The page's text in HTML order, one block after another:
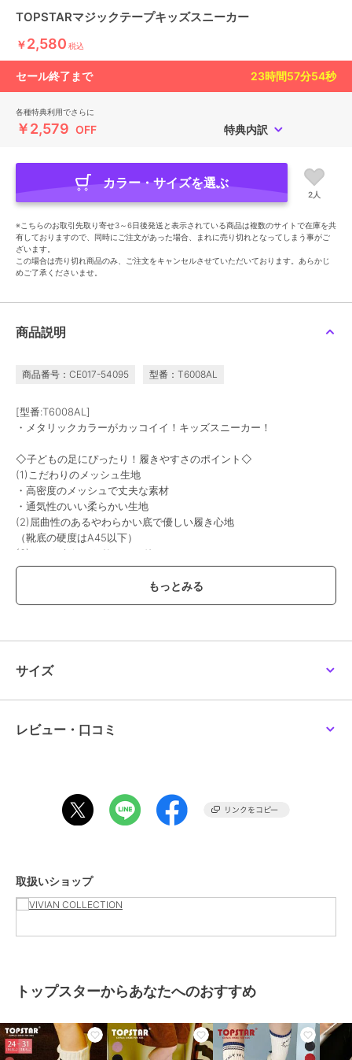
TOPSTARマジックテープキッズスニーカー
￥2,580 税込
セール終了まで 23時間57分53秒
各種特典利用でさらに
￥2,579 OFF 特典内訳
カラー・サイズを選ぶ
2人
※こちらのお取引先取り寄せ3～6日後発送と表示されている商品は複数のサイトで在庫を共
有しておりますので、同時にご注文があった場合、まれに売り切れとなってしまう事がご
ざいます。
この場合は売り切れ商品のみ、ご注文をキャンセルさせていただいております。あらかじ
めご了承くださいませ。
商品説明
商品番号：CE017-54095 型番：T6008AL
[型番:T6008AL]
・メタリックカラーがカッコイイ！キッズスニーカー！
◇子どもの足にぴったり！履きやすさのポイント◇
(1)こだわりのメッシュ生地
・高密度のメッシュで丈夫な素材
・通気性のいい柔らかい生地
(2)屈曲性のあるやわらかい底で優しい履き心地
（靴底の硬度はA45以下）
(3)かかとをしっかりホールド
(4)マジックテープで足に合わせて自由に調整
(6)靴底は滑りにくいデザイン
が異なる場合がございます。
※ 撮影場所やお使いのモニター環境により若干お色味が異なる場合
期間限定セール開催中
ショップ VIVIAN COLLECTION
商品カテゴリ ベビーシューズ
ボーイズ
シューズ
サイズ 7サイズ展開
商品のお取り扱い方法
原産国 中国
サイズ
レビュー・口コミ
取扱いショップ
トップスターからあなたへのおすすめ